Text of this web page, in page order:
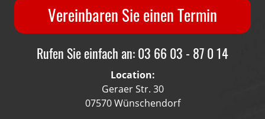
Vereinbaren Sie einen Termin
Rufen Sie einfach an: 03 66 03 - 87 0 14
Location:
Geraer Str. 30
07570 Wünschendorf